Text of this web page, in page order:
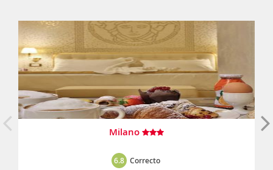
Milano
6.8 Correcto